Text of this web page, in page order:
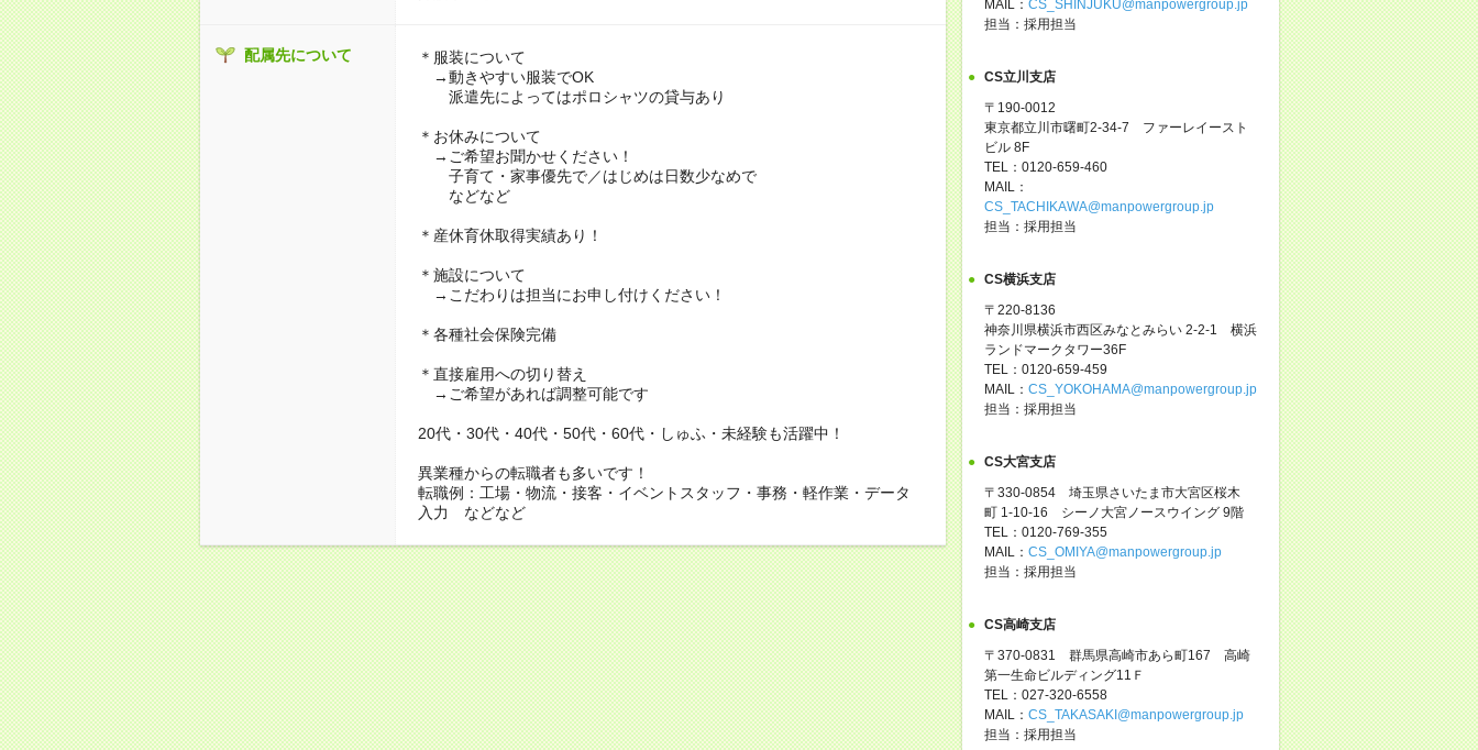
配属先について
＊服装について
→動きやすい服装でOK
派遣先によってはポロシャツの貸与あり
＊お休みについて
→ご希望お聞かせください！
子育て・家事優先で／はじめは日数少なめで
などなど
＊産休育休取得実績あり！
＊施設について
→こだわりは担当にお申し付けください！
＊各種社会保険完備
＊直接雇用への切り替え
→ご希望があれば調整可能です
20代・30代・40代・50代・60代・しゅふ・未経験も活躍中！
異業種からの転職者も多いです！
転職例：工場・物流・接客・イベントスタッフ・事務・軽作業・データ
入力 などなど
MAIL： CS_SHINJUKU@manpowergroup.jp
担当：採用担当
CS立川支店
〒190-0012
東京都立川市曙町2-34-7 ファーレイースト
ビル 8F
TEL：0120-659-460
MAIL：
CS_TACHIKAWA@manpowergroup.jp
担当：採用担当
CS横浜支店
〒220-8136
神奈川県横浜市西区みなとみらい 2-2-1 横浜
ランドマークタワー36F
TEL：0120-659-459
MAIL： CS_YOKOHAMA@manpowergroup.jp
担当：採用担当
CS大宮支店
〒330-0854 埼玉県さいたま市大宮区桜木
町 1-10-16 シーノ大宮ノースウイング 9階
TEL：0120-769-355
MAIL： CS_OMIYA@manpowergroup.jp
担当：採用担当
CS高崎支店
〒370-0831 群馬県高崎市あら町167 高崎
第一生命ビルディング11Ｆ
TEL：027-320-6558
MAIL： CS_TAKASAKI@manpowergroup.jp
担当：採用担当